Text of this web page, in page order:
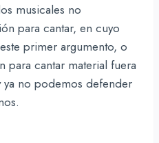
musicales no
para cantar, en cuyo
primer argumento, o
para cantar material fuera
no podemos defender